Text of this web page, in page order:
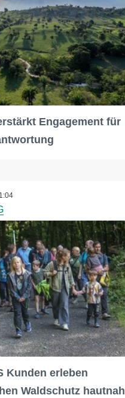
Engagement für
Kunden erleben
Waldschutz hautnah